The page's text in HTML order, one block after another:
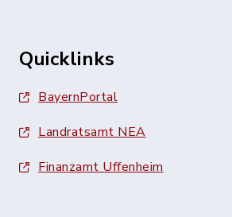
Quicklinks
BayernPortal
Landratsamt NEA
Finanzamt Uffenheim